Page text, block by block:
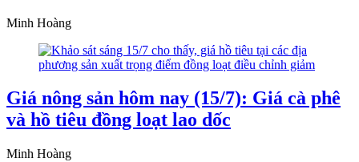
Minh Hoàng
Giá nông sản hôm nay (15/7): Giá cà phê
và hồ tiêu đồng loạt lao dốc
Minh Hoàng